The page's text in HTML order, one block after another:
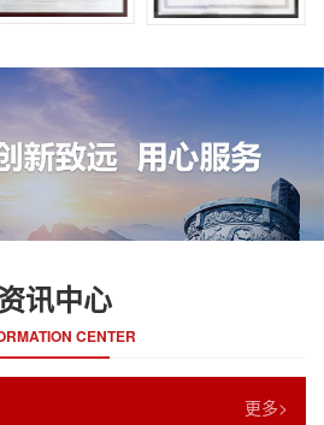
讯中心
CENTER
更多>